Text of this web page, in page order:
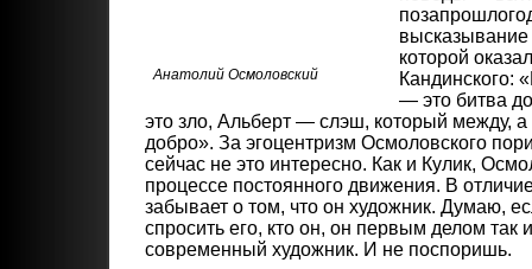
Анатолий Осмоловский
высказывание
которой
Кандинского:
— это битва
это зло, Альберт — слэш, который между,
добро». За эгоцентризм Осмоловского
сейчас не это интересно. Как и Кулик,
процессе постоянного движения. В
забывает о том, что он художник. Думаю,
спросить его, кто он, он первым делом так
современный художник. И не поспоришь.